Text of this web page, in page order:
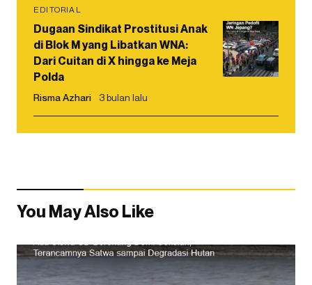
EDITORIAL
Dugaan Sindikat Prostitusi Anak
di Blok M yang Libatkan WNA:
Dari Cuitan di X hingga ke Meja
Polda
Risma Azhari 3 bulan lalu
You May Also Like